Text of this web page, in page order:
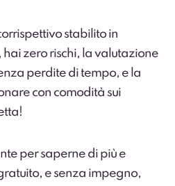
stabilito in
zero rischi, la valutazione
perdite di tempo, e la
con comodità sui
per saperne di più e
e senza impegno,